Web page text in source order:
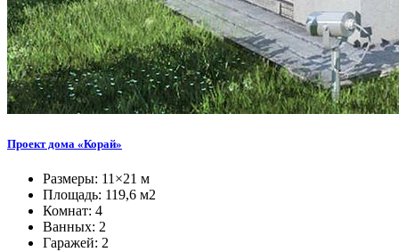
Проект дома «Корай»
Размеры: 11×21 м
Площадь: 119,6 м2
Комнат: 4
Ванных: 2
Гаражей: 2